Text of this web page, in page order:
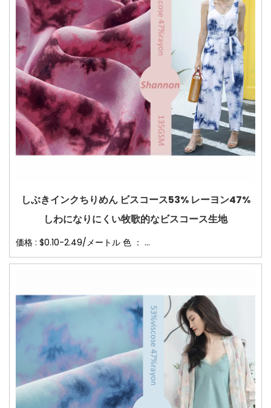
しぶきインクちりめん ビスコース53% レーヨン47%
しわになりにくい牧歌的なビスコース生地
価格 : $0.10-2.49/メートル 色 ： ...